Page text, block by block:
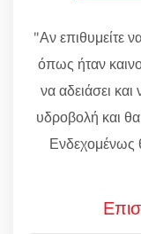
"Αν επιθυμείτε
όπως ήταν
να αδειάσει
υδροβολή και
Ενδεχομένως